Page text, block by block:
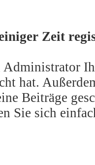
Zeit
Administrator
hat.
Beiträge
Sie sich